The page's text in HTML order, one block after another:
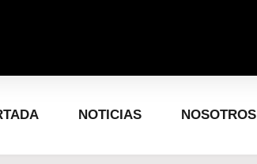
NOTICIAS NOSOTROS